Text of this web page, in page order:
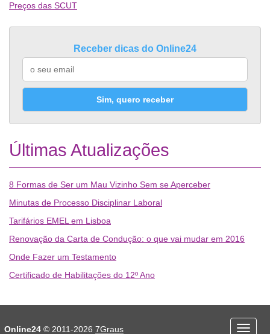
Preços das SCUT
Receber dicas do Online24
Sim, quero receber
Últimas Atualizações
8 Formas de Ser um Mau Vizinho Sem se Aperceber
Minutas de Processo Disciplinar Laboral
Tarifários EMEL em Lisboa
Renovação da Carta de Condução: o que vai mudar em 2016
Onde Fazer um Testamento
Certificado de Habilitações do 12º Ano
Online24 © 2011-2026 7Graus Menu